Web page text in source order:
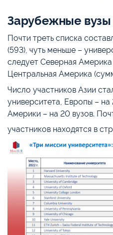
Зарубежные вузы
Почти треть списка
(593), чуть меньше –
следует Северная
Центральная Америка
Число участников Азии
университета, Европы –
Америки – на 20 вузов.
участников находятся в